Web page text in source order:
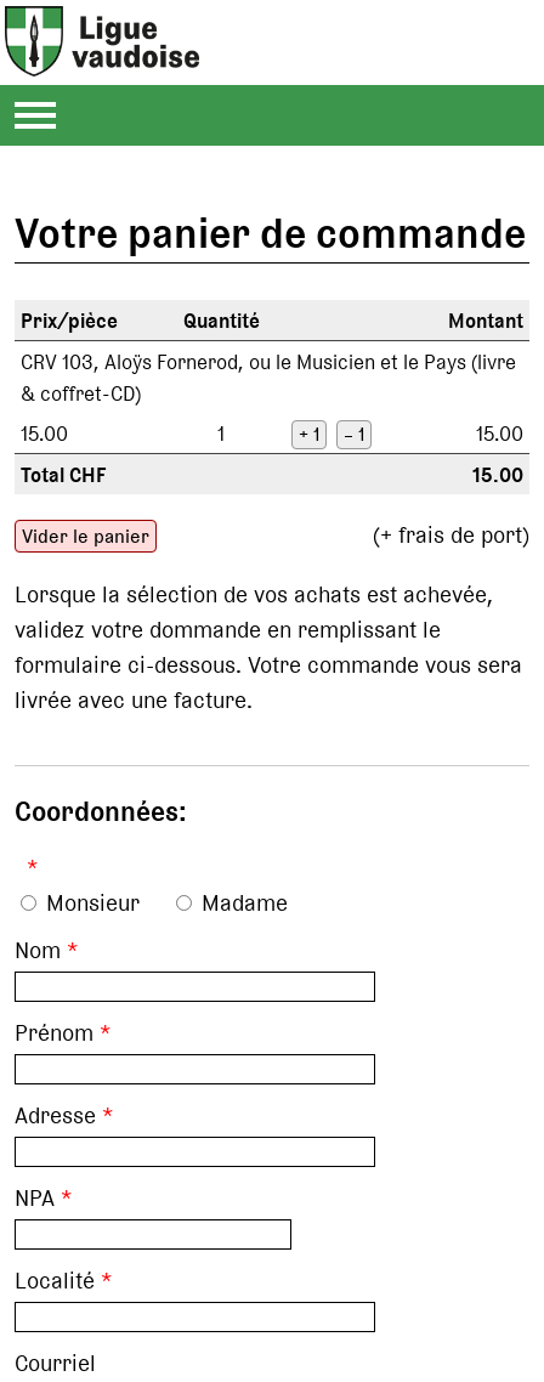
Votre panier de commande
Prix/pièce Quantité
Montant
CRV 103, Aloÿs Fornerod, ou le Musicien et le Pays (livre
& coffret-CD)
15.00
1 + 1 – 1
15.00
Total CHF
15.00
(+ frais de port)
Vider le panier
Lorsque la sélection de vos achats est achevée,
validez votre dommande en remplissant le
formulaire ci-dessous. Votre commande vous sera
livrée avec une facture.
Coordonnées:
*
Monsieur
Madame
Nom *
Prénom *
Adresse *
NPA *
Localité *
Courriel